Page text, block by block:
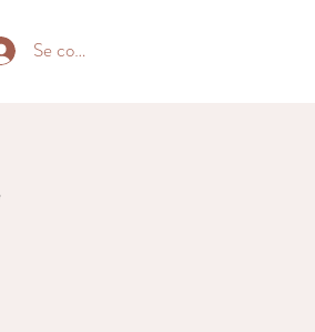
Se connecter